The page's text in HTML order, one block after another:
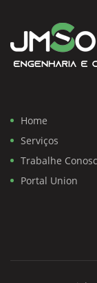
Home
Serviços
Trabalhe
Portal Union